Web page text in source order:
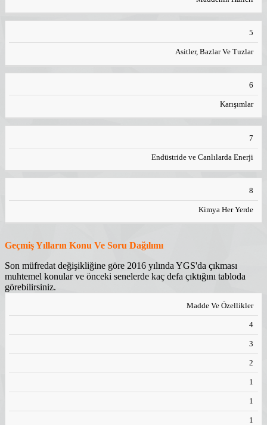
5
Asitler, Bazlar Ve Tuzlar
6
Karışımlar
7
Endüstride ve Canlılarda Enerji
8
Kimya Her Yerde
Geçmiş Yılların Konu Ve Soru Dağılımı
Son müfredat değişikliğine göre 2016 yılında YGS'da çıkması
muhtemel konular ve önceki senelerde kaç defa çıktığını tabloda
görebilirsiniz.
Madde Ve Özellikler
4
3
2
1
1
1